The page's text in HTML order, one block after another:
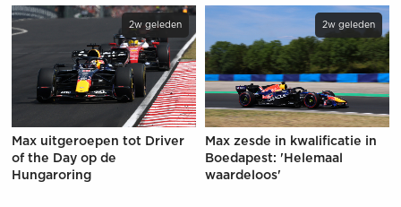
2w geleden
Max uitgeroepen tot Driver
of the Day op de
Hungaroring
2w geleden
Max zesde in kwalificatie in
Boedapest: 'Helemaal
waardeloos'